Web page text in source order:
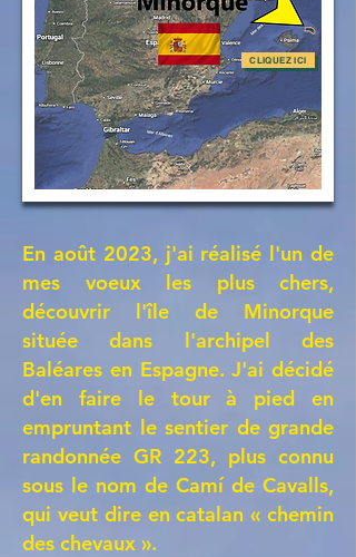
CLIQUEZ ICI
En août 2023, j'ai réalisé l'un de
mes voeux les plus chers,
découvrir l'île de Minorque
située dans l'archipel des
Baléares en Espagne. J'ai décidé
d'en faire le tour à pied en
empruntant le sentier de grande
randonnée GR 223, plus connu
sous le nom de Camí de Cavalls,
qui veut dire en catalan « chemin
des chevaux ».